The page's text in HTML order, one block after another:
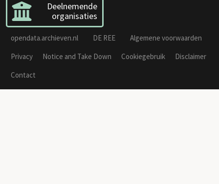
Deelnemende
organisaties
opendata.archieven.nl DE REE
Algemene voorwaarden
Privacy
Notice and Take Down Cookiegebruik
Disclaimer
Contact